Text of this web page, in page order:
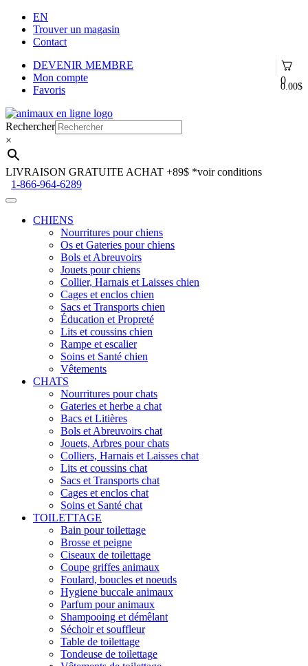
EN
Trouver un magasin
Contact
0
0.00$
DEVENIR MEMBRE
Mon compte
Favoris
Aller
à
la
navigation
Aller
au
contenu
Rechercher
×
LIVRAISON GRATUITE ACHAT +89$ *voir conditions
1-866-964-6289
CHIENS
Nourritures pour chiens
Os et Gateries pour chiens
Bols et Abreuvoirs
Jouets pour chiens
Collier, Harnais et Laisses chien
Cages et enclos chien
Sacs et Transports chien
Éducation et Propreté
Lits et coussins chien
Rampe et escalier
Soins et Santé chien
Vêtements
CHATS
Nourritures pour chats
Gateries et herbe a chat
Bacs et Litières
Bols et Abreuvoirs chat
Jouets, Arbres pour chats
Colliers, Harnais et Laisses chat
Lits et coussins chat
Sacs et Transports chat
Cages et enclos chat
Soins et Santé chat
TOILETTAGE
Bain pour toilettage
Brosse et peigne
Ciseaux de toilettage
Coupe griffes animaux
Foulard, boucles et noeuds
Hygiene buccale animaux
Parfum pour animaux
Shampooing et démêlant
Séchoir et souffleur
Table de toilettage
Tondeuse de toilettage